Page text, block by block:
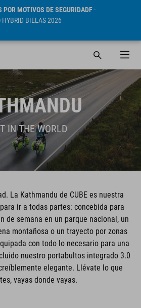
POR MOTIVOS DE SEGURIDADF-
BIELAS 2026
IN THE WORLD
La Kathmandu de CUBE es nuestra
ir a todas partes: concebida para
de semana en un parque nacional, un
montañosa o un trayecto por zonas
con todo lo necesario para una
nuestro portabultos integrado 3.0
elegante. Llévate lo que
vayas donde vayas.